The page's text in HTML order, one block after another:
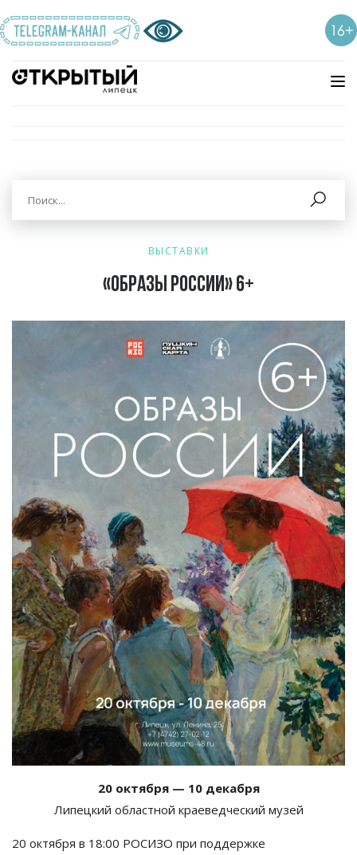
ВЫСТАВКИ
«Образы России» 6+
20 октября — 10 декабря
Липецкий областной краеведческий музей
20 октября в 18:00 РОСИЗО при поддержке